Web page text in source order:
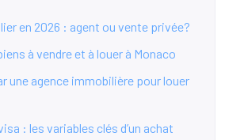
en 2026 : agent ou vente privée?
à vendre et à louer à Monaco
une agence immobilière pour louer
: les variables clés d’un achat